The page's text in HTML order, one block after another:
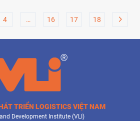
4 … 16 17 18
TRIỂN LOGISTICS VIỆT NAM
Development Institute (VLI)